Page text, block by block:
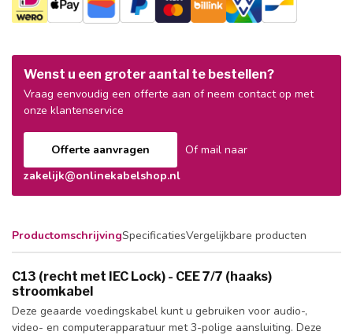
Wenst u een groter aantal te bestellen?
Vraag eenvoudig een offerte aan of neem contact op met
onze klantenservice
Offerte aanvragen
Of mail naar
zakelijk@onlinekabelshop.nl
ProductomschrijvingSpecificatiesVergelijkbare producten
C13 (recht met IEC Lock) - CEE 7/7 (haaks)
stroomkabel
Deze geaarde voedingskabel kunt u gebruiken voor audio-,
video- en computerapparatuur met 3-polige aansluiting. Deze